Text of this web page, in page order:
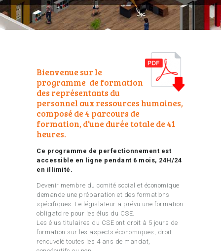
Bienvenue sur le
programme de formation
des représentants du
personnel aux ressources humaines,
composé de 4 parcours de
formation, d’une durée totale de 41
heures.
Ce programme de perfectionnement est
accessible en ligne pendant 6 mois, 24H/24
en illimité.
Devenir membre du comité social et économique
demande une préparation et des formations
spécifiques. Le législateur a prévu une formation
obligatoire pour les élus du CSE.
Les élus titulaires du CSE ont droit à 5 jours de
formation sur les aspects économiques, droit
renouvelé toutes les 4 ans de mandat,